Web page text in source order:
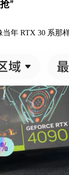
”
年 RTX 30 系那